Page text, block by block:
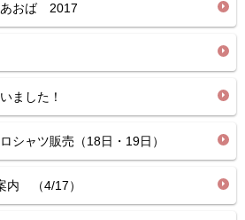
あおば 2017
ました！
ャツ販売（18日・19日）
内 （4/17）